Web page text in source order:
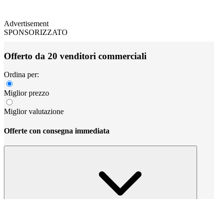
Advertisement
SPONSORIZZATO
Offerto da 20 venditori commerciali
Ordina per:
Miglior prezzo
Miglior valutazione
Offerte con consegna immediata